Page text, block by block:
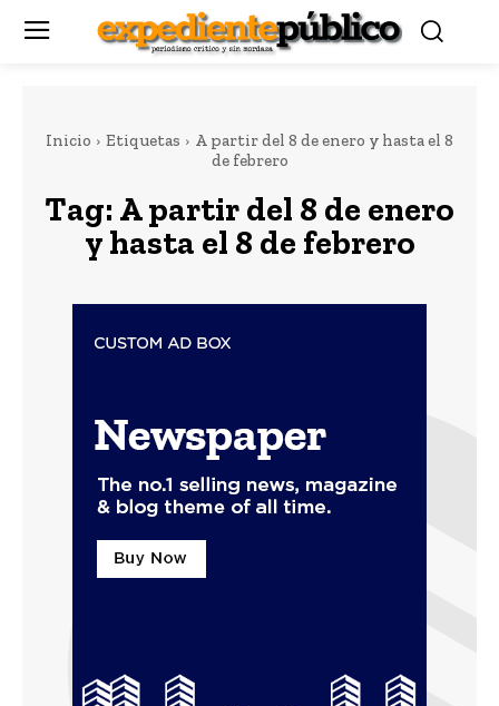
Inicio Etiquetas
A partir del 8 de enero y hasta el 8
de febrero
Tag: A partir del 8 de enero
y hasta el 8 de febrero